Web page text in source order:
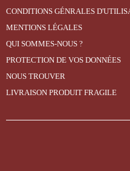
CONDITIONS GÉNRALES
MENTIONS LÉGALES
QUI SOMMES-NOUS ?
PROTECTION DE VOS DONNÉES
NOUS TROUVER
LIVRAISON PRODUIT FRAGILE